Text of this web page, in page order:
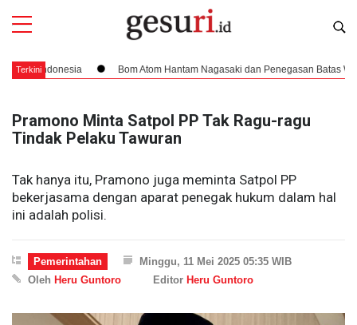
Terkini Bom Atom Hantam Nagasaki dan Penegasan Batas Wilayah
Pramono Minta Satpol PP Tak Ragu-ragu
Tindak Pelaku Tawuran
Tak hanya itu, Pramono juga meminta Satpol PP
bekerjasama dengan aparat penegak hukum dalam hal
ini adalah polisi.
Pemerintahan
Minggu, 11 Mei 2025 05:35 WIB
Oleh Heru Guntoro Editor Heru Guntoro